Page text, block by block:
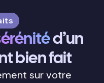
d’un
bien fait
sur votre